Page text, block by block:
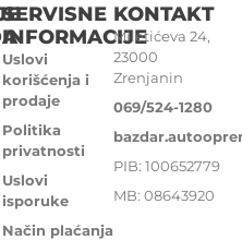
SERVISNE
INFORMACIJE
Uslovi
korišćenja i
prodaje
Politika
privatnosti
Uslovi
isporuke
Način plaćanja
KONTAKT
Miletićeva 24,
23000
Zrenjanin
069/524-1280
PIB: 100652779
MB: 08643920